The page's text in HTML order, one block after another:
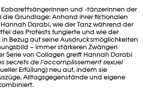
und -tänzerinnen der
die Grundlage: Anhand ihrer fiktionalen
Darabi, wie der Tanz während der
des Protests fungierte und wie der
Bezug auf seine Ausdrucksmöglichkeiten
– immer stärkeren Zwängen
Serie von Collagen greift Hannah Darabi
secrets de l’accomplissement sexuel
Erfüllung) neu auf, indem sie
Alltagsgegenstände und eigene